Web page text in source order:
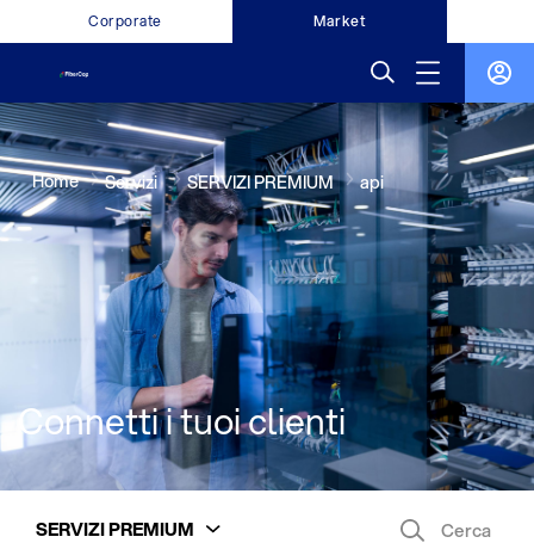
Corporate Market
Home Servizi SERVIZI PREMIUM api
Connetti i tuoi clienti
SERVIZI PREMIUM